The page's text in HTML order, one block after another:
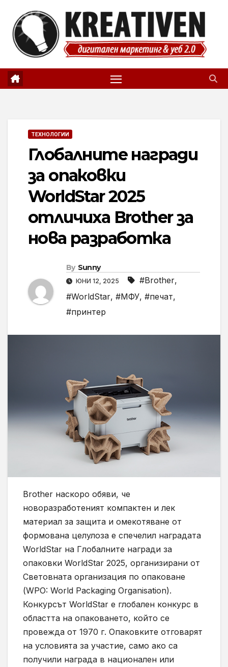
content
ТЕХНОЛОГИИ
Глобалните награди
за опаковки
WorldStar 2025
отличиха Brother за
нова разработка
By Sunny
ЮНИ 12, 2025 #Brother,
#WorldStar, #МФУ, #печат,
#принтер
Brother наскоро обяви, че
новоразработеният компактен и лек
материал за защита и омекотяване от
формована целулоза е спечелил наградата
WorldStar на Глобалните награди за
опаковки WorldStar 2025, организирани от
Световната организация по опаковане
(WPO: World Packaging Organisation).
Конкурсът WorldStar е глобален конкурс в
областта на опаковането, който се
провежда от 1970 г. Опаковките отговарят
на условията за участие, само ако са
получили награда в национален или